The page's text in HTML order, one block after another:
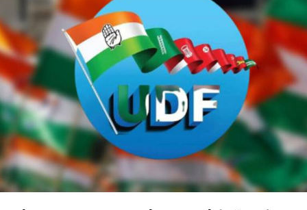
തിരുവനന്തപുരം: തദ്ദേശ തിരഞ്ഞെടുപ്പില്‍ ത്യശ്ശൂര്‍